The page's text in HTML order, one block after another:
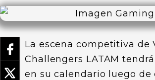
La escena competitiva de
Challengers LATAM
en su calendario luego de